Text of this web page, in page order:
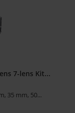
7-lens Kit...
35 mm, 50...